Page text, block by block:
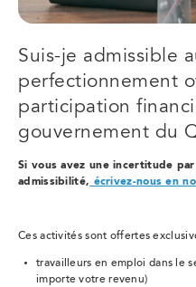
Suis-je admissible
perfectionnement
participation
gouvernement du
Si vous avez une incertitude
admissibilité, écrivez-nous en
Ces activités sont offertes
travailleurs en emploi dans le
importe votre revenu)